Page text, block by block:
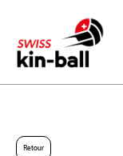
Retour